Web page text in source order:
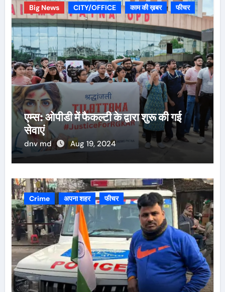
Big News CITY/OFFICE काम की ख़बर फीचर
एम्स: ओपीडी में फैकल्टी के द्वारा शुरू की गई
सेवाएं
dnv md Aug 19, 2024
Crime अपना शहर फीचर